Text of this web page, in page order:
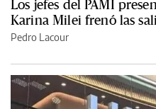
Los jefes del PAMI
Karina Milei frenó las
Pedro Lacour